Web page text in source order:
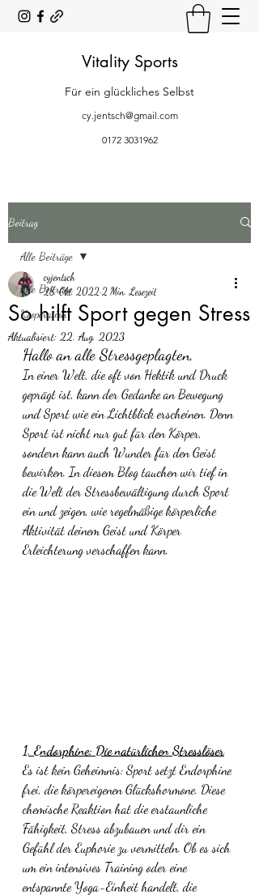
Vitality Sports
Für ein glückliches Selbst
cy.jentsch@gmail.com
0172 3031962
Beitrag
Alle Beiträge
Kooperation
Alle Beiträge
So hilft Sport gegen Stress
cyjentsch
28. Okt. 2022 2 Min. Lesezeit
Aktualisiert: 22. Aug. 2023
Hallo an alle Stressgeplagten,
In einer Welt, die oft von Hektik und Druck
geprägt ist, kann der Gedanke an Bewegung
und Sport wie ein Lichtblick erscheinen. Denn
Sport ist nicht nur gut für den Körper,
sondern kann auch Wunder für den Geist
bewirken. In diesem Blog tauchen wir tief in
die Welt der Stressbewältigung durch Sport
ein und zeigen, wie regelmäßige körperliche
Aktivität deinem Geist und Körper
Erleichterung verschaffen kann.
1. Endorphine: Die natürlichen Stresslöser
Es ist kein Geheimnis: Sport setzt Endorphine
frei, die körpereigenen Glückshormone. Diese
chemische Reaktion hat die erstaunliche
Fähigkeit, Stress abzubauen und dir ein
Gefühl der Euphorie zu vermitteln. Ob es sich
um ein intensives Training oder eine
entspannte Yoga-Einheit handelt, die